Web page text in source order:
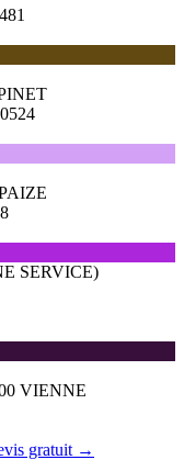
SERVICE)
VIENNE
gratuit →